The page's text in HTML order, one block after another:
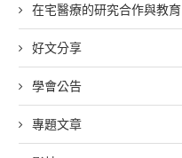
在宅醫療的研究合作與教育
好文分享
學會公告
專題文章